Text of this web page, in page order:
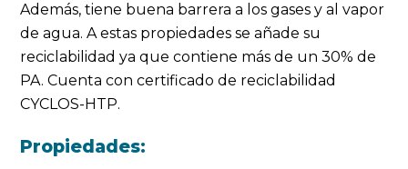
Además, tiene buena barrera a los gases y al vapor
de agua. A estas propiedades se añade su
reciclabilidad ya que contiene más de un 30% de
PA. Cuenta con certificado de reciclabilidad
CYCLOS-HTP.
Propiedades: